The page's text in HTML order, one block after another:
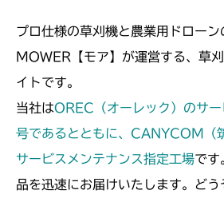
プロ仕様の草刈機と農業用ドローン
MOWER【モア】が運営する、草
イトです。
当社はOREC（オーレック）のサー
号であるとともに、CANYCOM（
サービスメンテナンス指定工場です
品を迅速にお届けいたします。どう